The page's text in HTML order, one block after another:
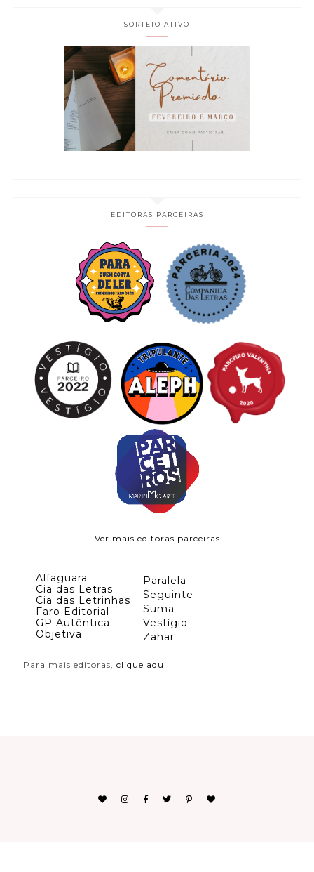
SORTEIO ATIVO
EDITORAS PARCEIRAS
Ver mais editoras parceiras
Alfaguara
Cia das Letras
Cia das Letrinhas
Faro Editorial
GP Autêntica
Objetiva
Paralela
Seguinte
Suma
Vestígio
Zahar
Para mais editoras, clique aqui